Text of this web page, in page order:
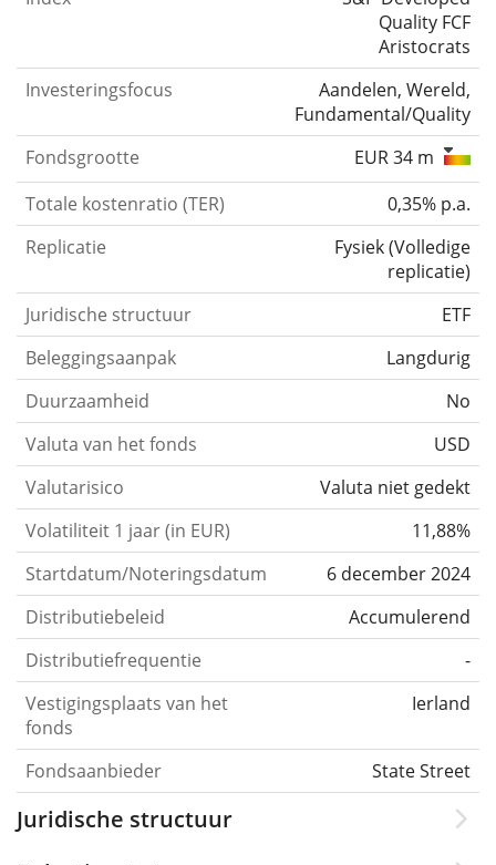
Quality FCF
Aristocrats
Investeringsfocus
Aandelen, Wereld,
Fundamental/Quality
Fondsgrootte
EUR 34 m
Totale kostenratio (TER)
0,35% p.a.
Replicatie
Fysiek(Volledige
replicatie)
Juridische structuur
ETF
Beleggingsaanpak
Langdurig
Duurzaamheid
No
Valuta van het fonds
USD
Valutarisico
Valuta niet gedekt
Volatiliteit 1 jaar (in EUR)
11,88%
Startdatum/Noteringsdatum
6 december 2024
Distributiebeleid
Accumulerend
Distributiefrequentie
-
Vestigingsplaats van het
fonds
Ierland
Fondsaanbieder State Street
Juridische structuur